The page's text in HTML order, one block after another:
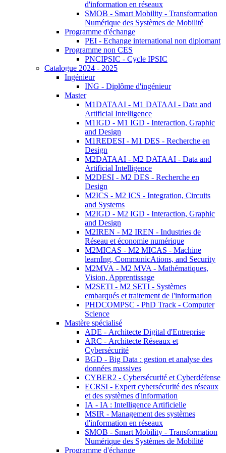
d'information en réseaux
SMOB - Smart Mobility - Transformation
Numérique des Systèmes de Mobilité
Programme d'échange
PEI - Echange international non diplomant
Programme non CES
PNCIPSIC - Cycle IPSIC
Catalogue 2024 - 2025
Ingénieur
ING - Diplôme d'ingénieur
Master
M1DATAAI - M1 DATAAI - Data and
Artificial Intelligence
M1IGD - M1 IGD - Interaction, Graphic
and Design
M1REDESI - M1 DES - Recherche en
Design
M2DATAAI - M2 DATAAI - Data and
Artificial Intelligence
M2DESI - M2 DES - Recherche en
Design
M2ICS - M2 ICS - Integration, Circuits
and Systems
M2IGD - M2 IGD - Interaction, Graphic
and Design
M2IREN - M2 IREN - Industries de
Réseau et économie numérique
M2MICAS - M2 MICAS - Machine
learnIng, CommunicAtions, and Security
M2MVA - M2 MVA - Mathématiques,
Vision, Apprentissage
M2SETI - M2 SETI - Systèmes
embarqués et traitement de l'information
PHDCOMPSC - PhD Track - Computer
Science
Mastère spécialisé
ADE - Architecte Digital d'Entreprise
ARC - Architecte Réseaux et
Cybersécurité
BGD - Big Data : gestion et analyse des
données massives
CYBER2 - Cybersécurité et Cyberdéfense
ECRSI - Expert cybersécurité des réseaux
et des systèmes d'information
IA - IA : Intelligence Artificielle
MSIR - Management des systèmes
d'information en réseaux
SMOB - Smart Mobility - Transformation
Numérique des Systèmes de Mobilité
Programme d'échange